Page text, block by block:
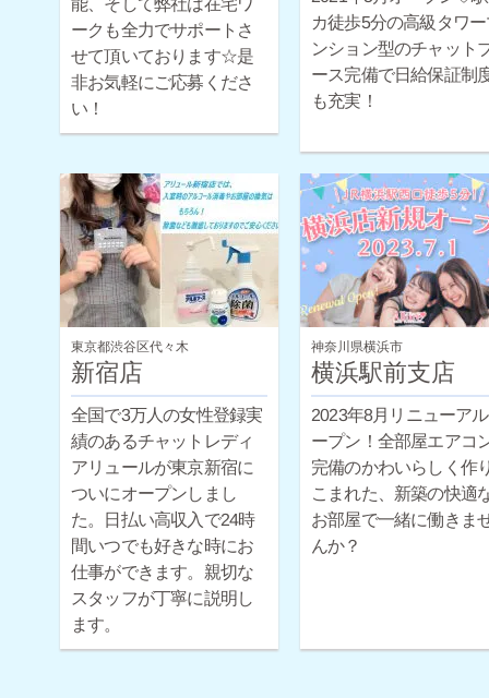
能、そして弊社は在宅ワ
ークも全力でサポートさ
せて頂いております☆是
非お気軽にご応募くださ
い！
カ徒歩5分の高級タワ
ンション型のチャット
ース完備で日給保証制
も充実！
東京都渋谷区代々木
新宿店
全国で3万人の女性登録実
績のあるチャットレディ
アリュールが東京新宿に
ついにオープンしまし
た。日払い高収入で24時
間いつでも好きな時にお
仕事ができます。親切な
スタッフが丁寧に説明し
ます。
神奈川県横浜市
横浜駅前支店
2023年8月リニューア
ープン！全部屋エアコ
完備のかわいらしく作
こまれた、新築の快適
お部屋で一緒に働きま
んか？